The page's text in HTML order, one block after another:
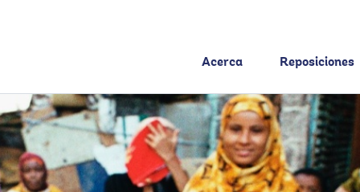
Acerca Reposiciones